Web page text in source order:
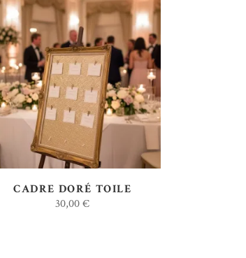
AJOUTER AU DEVIS
CADRE DORÉ TOILE
30,00€